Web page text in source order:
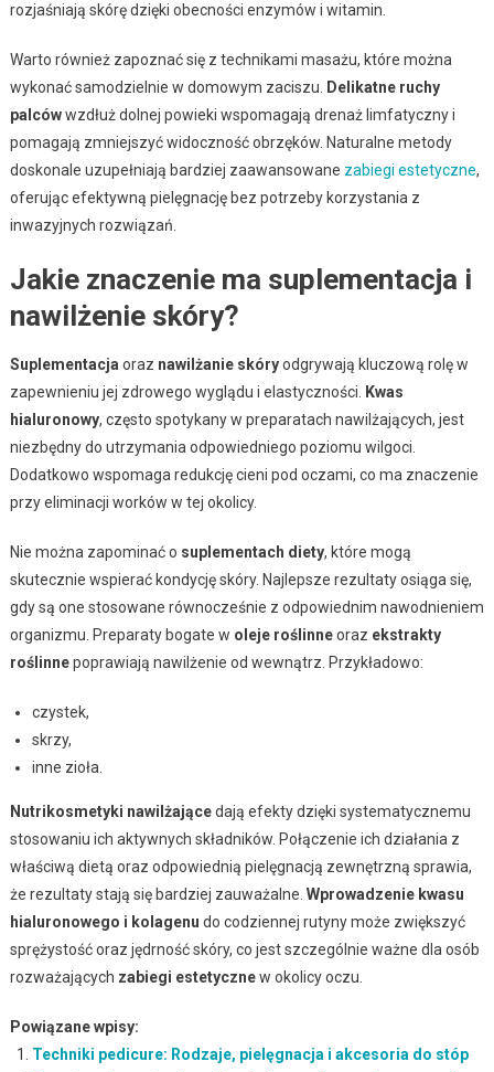
rozjaśniają skórę dzięki obecności enzymów i witamin.
Warto również zapoznać się z technikami masażu, które można
wykonać samodzielnie w domowym zaciszu. Delikatne ruchy
palcówwzdłuż dolnej powieki wspomagają drenaż limfatyczny i
pomagają zmniejszyć widoczność obrzęków. Naturalne metody
doskonale uzupełniają bardziej zaawansowane zabiegi estetyczne,
oferując efektywną pielęgnację bez potrzeby korzystania z
inwazyjnych rozwiązań.
Jakie znaczenie ma suplementacja i
nawilżenie skóry?
Suplementacjaoraz nawilżanie skóryodgrywają kluczową rolę w
zapewnieniu jej zdrowego wyglądu i elastyczności. Kwas
hialuronowy, często spotykany w preparatach nawilżających, jest
niezbędny do utrzymania odpowiedniego poziomu wilgoci.
Dodatkowo wspomaga redukcję cieni pod oczami, co ma znaczenie
przy eliminacji worków w tej okolicy.
Nie można zapominać o suplementach diety, które mogą
skutecznie wspierać kondycję skóry. Najlepsze rezultaty osiąga się,
gdy są one stosowane równocześnie z odpowiednim nawodnieniem
organizmu. Preparaty bogate w oleje roślinneoraz ekstrakty
roślinnepoprawiają nawilżenie od wewnątrz. Przykładowo:
czystek,
skrzy,
inne zioła.
Nutrikosmetyki nawilżającedają efekty dzięki systematycznemu
stosowaniu ich aktywnych składników. Połączenie ich działania z
właściwą dietą oraz odpowiednią pielęgnacją zewnętrzną sprawia,
że rezultaty stają się bardziej zauważalne. Wprowadzenie kwasu
hialuronowego i kolagenu do codziennej rutyny może zwiększyć
sprężystość oraz jędrność skóry, co jest szczególnie ważne dla osób
rozważających zabiegi estetycznew okolicy oczu.
Powiązane wpisy:
Techniki pedicure: Rodzaje, pielęgnacja i akcesoria do stóp